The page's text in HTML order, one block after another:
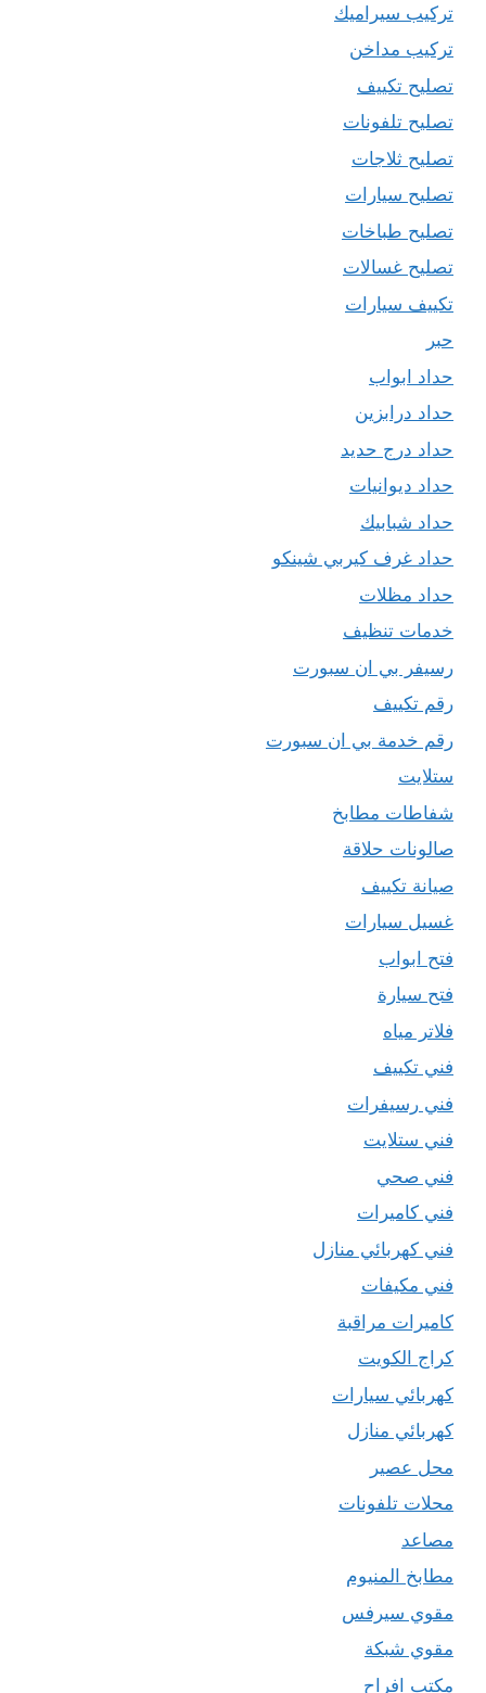
تركيب سيراميك
تركيب مداخن
تصليح تكييف
تصليح تلفونات
تصليح ثلاجات
تصليح سيارات
تصليح طباخات
تصليح غسالات
تكييف سيارات
حبر
حداد ابواب
حداد درابزين
حداد درج حديد
حداد ديوانيات
حداد شبابيك
حداد غرف كيربي شينكو
حداد مظلات
خدمات تنظيف
رسيفر بي ان سبورت
رقم تكييف
رقم خدمة بي ان سبورت
ستلايت
شفاطات مطابخ
صالونات حلاقة
صيانة تكييف
غسيل سيارات
فتح ابواب
فتح سيارة
فلاتر مياه
فني تكييف
فني رسيفرات
فني ستلايت
فني صحي
فني كاميرات
فني كهربائي منازل
فني مكيفات
كاميرات مراقبة
كراج الكويت
كهربائي سيارات
كهربائي منازل
محل عصير
محلات تلفونات
مصاعد
مطابخ المنيوم
مقوي سيرفس
مقوي شبكة
مكتب افراح